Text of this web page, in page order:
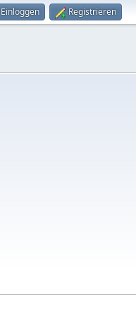
Einloggen Registrieren